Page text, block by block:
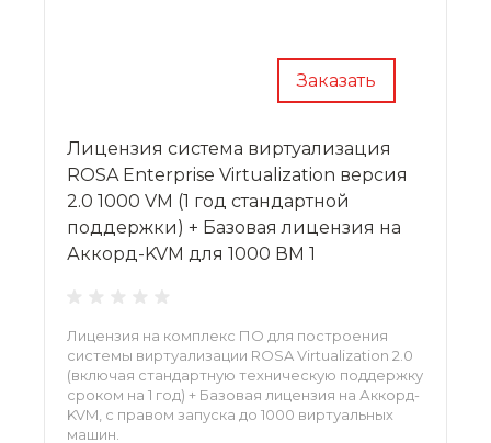
Заказать
Лицензия система виртуализация
ROSA Enterprise Virtualization версия
2.0 1000 VM (1 год стандартной
поддержки) + Базовая лицензия на
Аккорд-KVM для 1000 ВМ 1
Лицензия на комплекс ПО для построения
системы виртуализации ROSA Virtualization 2.0
(включая стандартную техническую поддержку
сроком на 1 год) + Базовая лицензия на Аккорд-
KVM, с правом запуска до 1000 виртуальных
машин.